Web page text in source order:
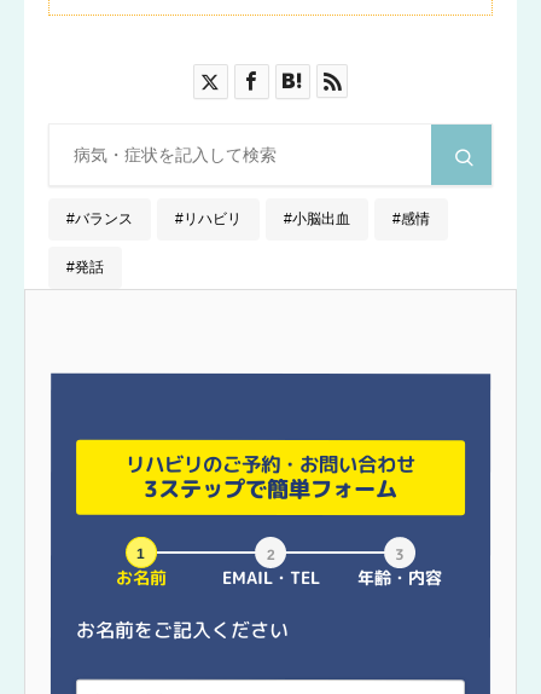
バランス リハビリ 小脳出血 感情
発話
リハビリのご予約・お問い合わせ
3ステップで簡単フォーム
お名前 EMAIL・TEL 年齢・内容
お名前をご記入ください